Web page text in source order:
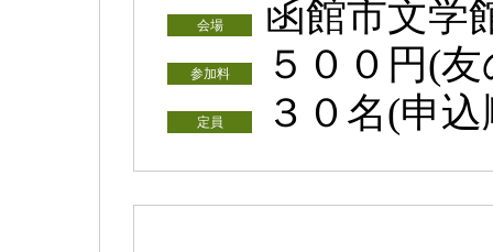
会場 函館市文学
参加料 ５００円(
定員 ３０名(申